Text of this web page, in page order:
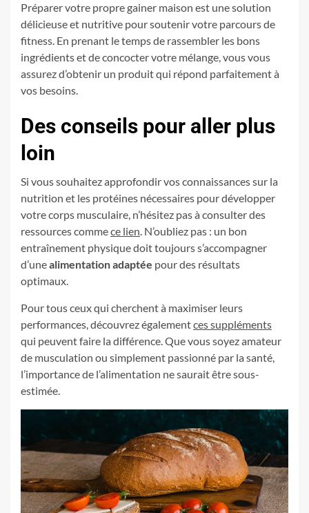
Préparer votre propre gainer maison est une solution
délicieuse et nutritive pour soutenir votre parcours de
fitness. En prenant le temps de rassembler les bons
ingrédients et de concocter votre mélange, vous vous
assurez d’obtenir un produit qui répond parfaitement à
vos besoins.
Des conseils pour aller plus
loin
Si vous souhaitez approfondir vos connaissances sur la
nutrition et les protéines nécessaires pour développer
votre corps musculaire, n’hésitez pas à consulter des
ressources commece lien. N’oubliez pas : un bon
entraînement physique doit toujours s’accompagner
d’unealimentation adaptée pour des résultats
optimaux.
Pour tous ceux qui cherchent à maximiser leurs
performances, découvrez égalementces suppléments
qui peuvent faire la différence. Que vous soyez amateur
de musculation ou simplement passionné par la santé,
l’importance de l’alimentation ne saurait être sous-
estimée.